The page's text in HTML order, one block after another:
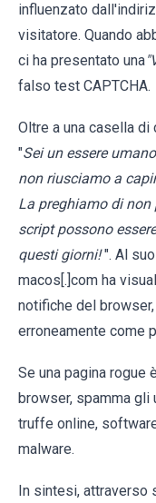
influenzato
visitatore. Quando
ci ha presentato una
falso test CAPTCHA.
Oltre a una casella di
"Sei un essere
non riusciamo a
La preghiamo di non
script possono
questi giorni! ". Al
macos[.]com ha
notifiche del
erroneamente come
Se una pagina rogue
browser, spamma gli
truffe online,
malware.
In sintesi, attraverso